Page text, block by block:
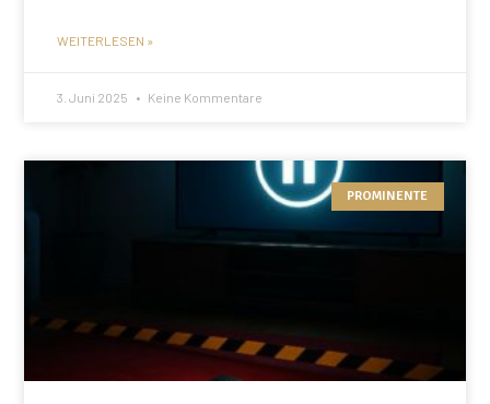
WEITERLESEN »
3. Juni 2025 Keine Kommentare
PROMINENTE